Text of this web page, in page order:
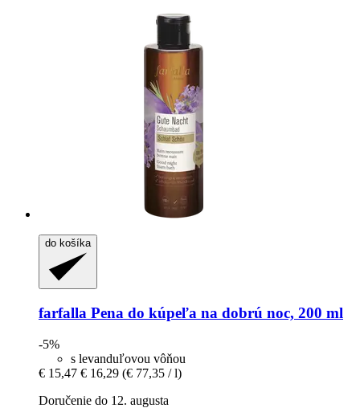
do košíka
farfalla Pena do kúpeľa na dobrú noc, 200 ml
-5%
s levanduľovou vôňou
€ 15,47 € 16,29 (€ 77,35 / l)
Doručenie do 12. augusta